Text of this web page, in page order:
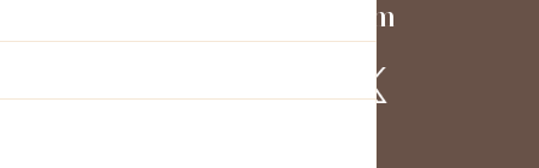
Pridajte sa k nám